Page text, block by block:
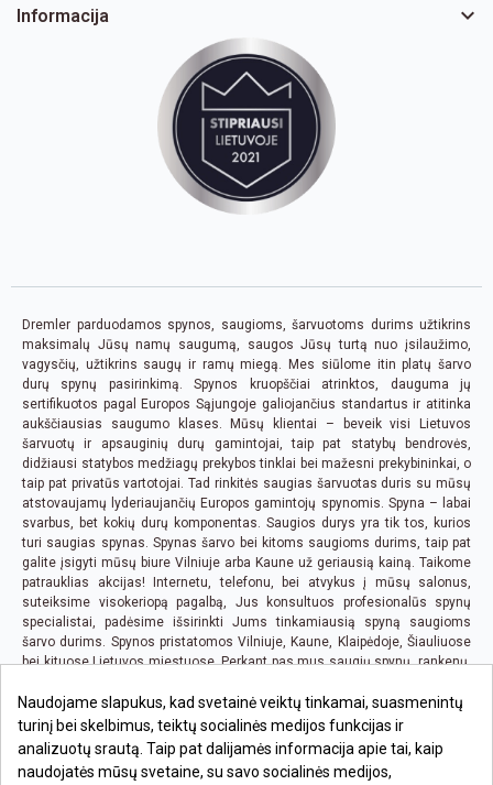
Informacija 
Dremler parduodamos spynos, saugioms, šarvuotoms durims užtikrins
maksimalų Jūsų namų saugumą, saugos Jūsų turtą nuo įsilaužimo,
vagysčių, užtikrins saugų ir ramų miegą. Mes siūlome itin platų šarvo
durų spynų pasirinkimą. Spynos kruopščiai atrinktos, dauguma jų
sertifikuotos pagal Europos Sąjungoje galiojančius standartus ir atitinka
aukščiausias saugumo klases. Mūsų klientai – beveik visi Lietuvos
šarvuotų ir apsauginių durų gamintojai, taip pat statybų bendrovės,
didžiausi statybos medžiagų prekybos tinklai bei mažesni prekybininkai, o
taip pat privatūs vartotojai. Tad rinkitės saugias šarvuotas duris su mūsų
atstovaujamų lyderiaujančių Europos gamintojų spynomis. Spyna – labai
svarbus, bet kokių durų komponentas. Saugios durys yra tik tos, kurios
turi saugias spynas. Spynas šarvo bei kitoms saugioms durims, taip pat
galite įsigyti mūsų biure Vilniuje arba Kaune už geriausią kainą. Taikome
patrauklias akcijas! Internetu, telefonu, bei atvykus į mūsų salonus,
suteiksime visokeriopą pagalbą, Jus konsultuos profesionalūs spynų
specialistai, padėsime išsirinkti Jums tinkamiausią spyną saugioms
šarvo durims. Spynos pristatomos Vilniuje, Kaune, Klaipėdoje, Šiauliuose
bei kituose Lietuvos miestuose. Perkant pas mus saugių spynų, rankenų,
Jūsų būsto ar biuro yra nemokamas visoje Lietuvoje.
Naudojame slapukus, kad svetainė veiktų tinkamai, suasmenintų
turinį bei skelbimus, teiktų socialinės medijos funkcijas ir
analizuotų srautą. Taip pat dalijamės informacija apie tai, kaip
naudojatės mūsų svetaine, su savo socialinės medijos,